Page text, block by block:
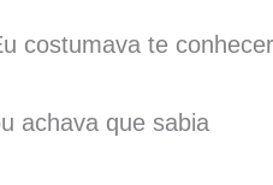
costumava te
achava que sabia